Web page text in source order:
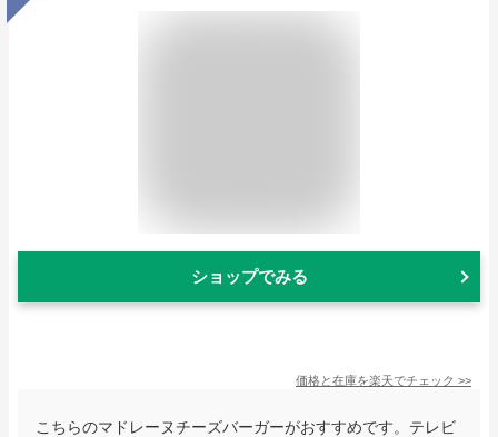
ショップでみる
価格と在庫を楽天でチェック >>
こちらのマドレーヌチーズバーガーがおすすめです。テレビ